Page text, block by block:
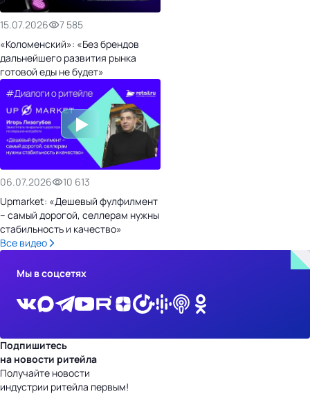
15.07.2026
7 585
«Коломенский»: «Без брендов
дальнейшего развития рынка
готовой еды не будет»
06.07.2026
10 613
Upmarket: «Дешевый фулфилмент
– самый дорогой, селлерам нужны
стабильность и качество»
Все видео
Мы в соцсетях
Подпишитесь
на новости ритейла
Получайте новости
индустрии ритейла первым!